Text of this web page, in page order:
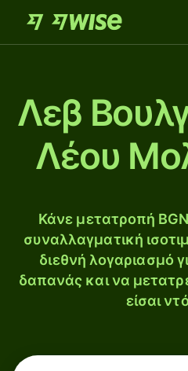
Λεβ
Λέου
Κάνε μετατροπή
συναλλαγματική
διεθνή λογαριασμό
δαπανάς και να
είσαι